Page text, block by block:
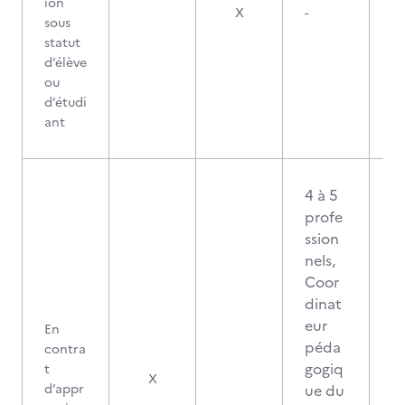
sous
statut
d’élève
ou
d’étudi
ant
X -
En
contra
t
d’appr
X
4 à 5
profe
ssion
nels,
Coor
dinat
eur
péda
gogiq
ue du